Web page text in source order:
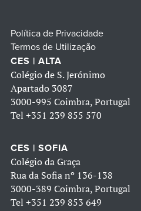
Política de Privacidade
Termos de Utilização
CES | ALTA
Colégio de S. Jerónimo
Apartado 3087
3000-995 Coimbra, Portugal
Tel +351 239 855 570
CES | SOFIA
Colégio da Graça
Rua da Sofia nº 136-138
3000-389 Coimbra, Portugal
Tel +351 239 853 649